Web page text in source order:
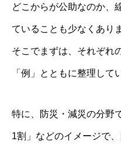
どこからが公助なのか、
ていることも少なくあり
そこでまずは、それぞれ
「例」とともに整理して
特に、防災・減災の分野
1割」などのイメージで